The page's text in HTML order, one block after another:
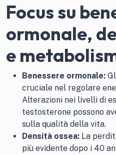
Focus su
ormonale,
e
Benessere ormonale:
cruciale nel regolare
Alterazioni nei livelli di
testosterone possono
sulla qualità della vita.
Densità ossea: La
più evidente dopo i 40